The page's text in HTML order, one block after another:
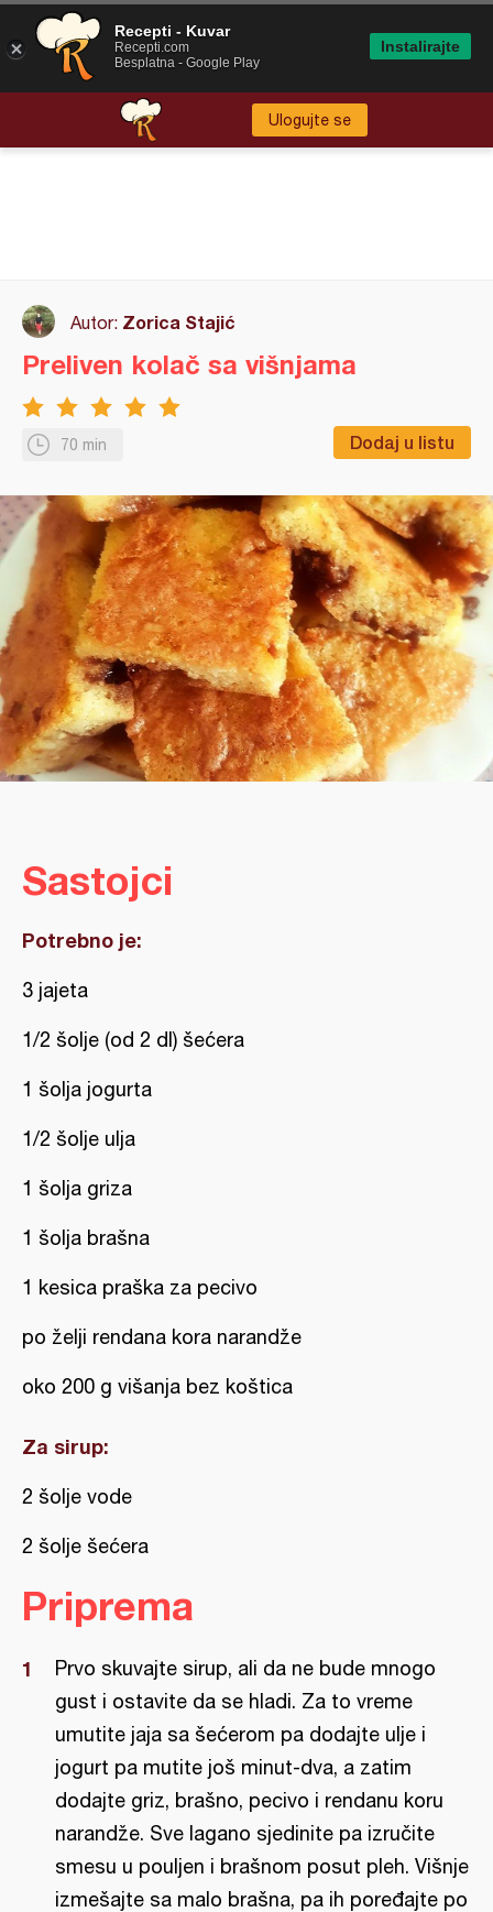
Ulogujte se
Autor: Zorica Stajić
70 min Dodaj u listu
Preliven kolač sa višnjama
Sastojci
Potrebno je:
3 jajeta
1/2 šolje (od 2 dl) šećera
1 šolja jogurta
1/2 šolje ulja
1 šolja griza
1 šolja brašna
1 kesica praška za pecivo
po želji rendana kora narandže
oko 200 g višanja bez koštica
Za sirup:
2 šolje vode
2 šolje šećera
Priprema
Prvo skuvajte sirup, ali da ne bude mnogo
gust i ostavite da se hladi. Za to vreme
umutite jaja sa šećerom pa dodajte ulje i
jogurt pa mutite još minut-dva, a zatim
dodajte griz, brašno, pecivo i rendanu koru
narandže. Sve lagano sjedinite pa izručite
smesu u pouljen i brašnom posut pleh. Višnje
izmešajte sa malo brašna, pa ih poređajte po
Recepti - Kuvar
Recepti.com
Besplatna - Google Play
Instalirajte